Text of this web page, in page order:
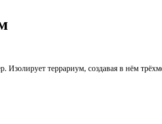
Изолирует террариум, создавая в нём